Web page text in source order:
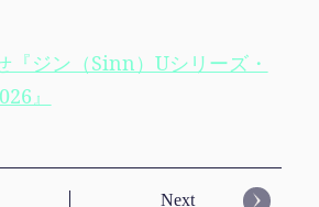
ジン（Sinn）Uシリーズ・
』
Next